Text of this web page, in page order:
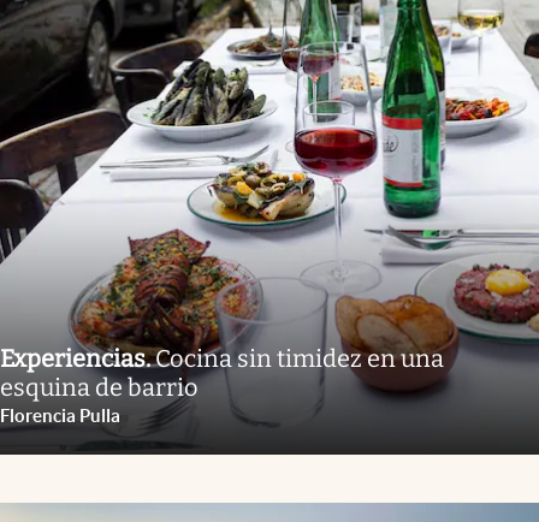
Experiencias.Cocina sin timidez en una
esquina de barrio
Florencia Pulla